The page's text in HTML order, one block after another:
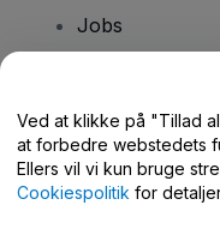
Jobs
Har du spørgsmål?
Hjælpecenter /
Ved at klikke på "Tillad
at forbedre webstedets
Ellers vil vi kun bruge
Cookiespolitik for